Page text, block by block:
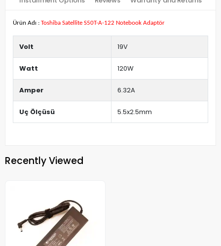
Ürün Adı : Toshiba Satellite S50T-A-122 Notebook Adaptör
Volt 19V
Watt 120W
Amper 6.32A
Uç Ölçüsü 5.5x2.5mm
Recently Viewed